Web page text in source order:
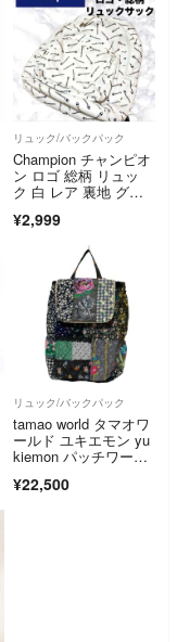
リュック/バックパック
Champion チャンピオ
ン ロゴ 総柄 リュッ
ク 白 レア 裏地 グレ
¥2,999
リュック/バックパック
tamao world タマオワ
ールド ユキエモン yu
kiemon パッチワー
ク リュック
¥22,500